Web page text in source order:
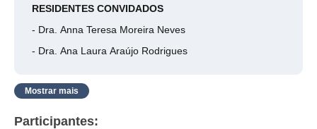
RESIDENTES CONVIDADOS
- Dra. Anna Teresa Moreira Neves
- Dra. Ana Laura Araújo Rodrigues
Mostrar mais
Participantes: